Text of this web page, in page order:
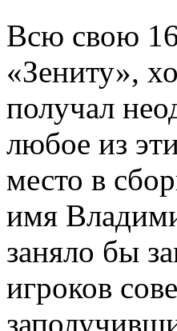
Всю свою
«Зениту»,
получал
любое из
место в
имя
заняло бы
игроков